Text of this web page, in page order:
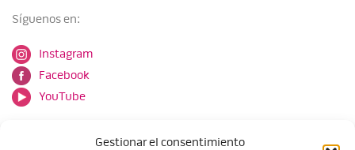
Gestionar el consentimiento
Síguenos en:
Instagram
Facebook
YouTube